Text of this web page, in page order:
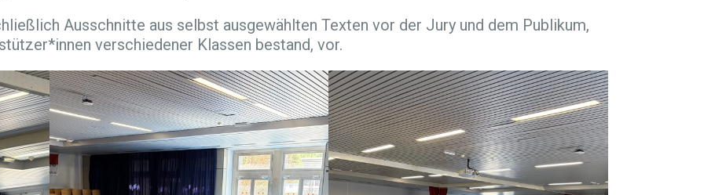
Ausschnitte aus selbst ausgewählten Texten vor der Jury und dem Publikum,
verschiedener Klassen bestand, vor.